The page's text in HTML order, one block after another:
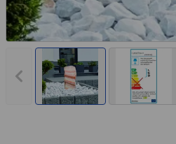
Vorheriges Bild anzeigen